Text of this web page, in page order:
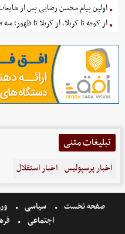
اولین پیام محسن رضایی پس از
از کوفه تا کربلا، از کربلا تا ظهور؛
تبلیغات متنی
اخبار پرسپولیس اخبار استقلال
صفحه نخست سیاسی
اجتماعی